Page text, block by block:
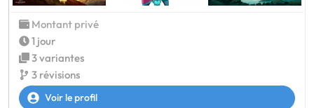
Montant privé
1 jour
3 variantes
3 révisions
Voir le profil